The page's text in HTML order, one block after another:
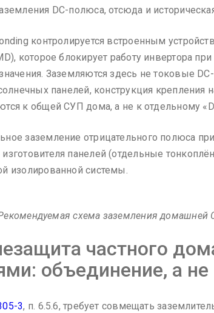
DC-полюса, отсюда и
контролируется встроенным
которое блокирует работу инвертора
Заземляются здесь не токовые
панелей, конструкция крепления
к общей СУП дома, а не к отдельному
заземление отрицательного полюса
панелей (отдельные
изолированной системы.
схема заземления домашней
частного
объединение, а не
3, п. 6.5.6, требует совмещать